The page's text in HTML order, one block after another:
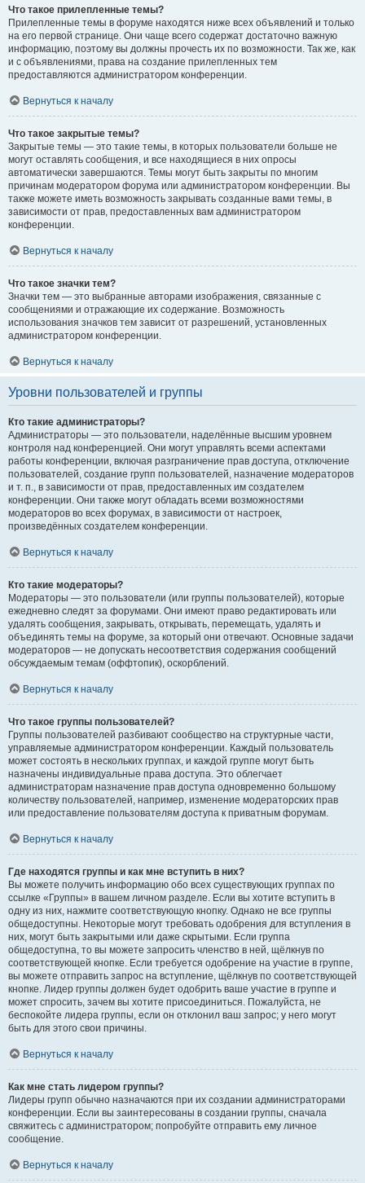
Что такое прилепленные темы?
Прилепленные темы в форуме находятся ниже всех объявлений и только
на его первой странице. Они чаще всего содержат достаточно важную
информацию, поэтому вы должны прочесть их по возможности. Так же, как
и с объявлениями, права на создание прилепленных тем
предоставляются администратором конференции.
Вернуться к началу
Что такое закрытые темы?
Закрытые темы — это такие темы, в которых пользователи больше не
могут оставлять сообщения, и все находящиеся в них опросы
автоматически завершаются. Темы могут быть закрыты по многим
причинам модератором форума или администратором конференции. Вы
также можете иметь возможность закрывать созданные вами темы, в
зависимости от прав, предоставленных вам администратором
конференции.
Вернуться к началу
Что такое значки тем?
Значки тем — это выбранные авторами изображения, связанные с
сообщениями и отражающие их содержание. Возможность
использования значков тем зависит от разрешений, установленных
администратором конференции.
Вернуться к началу
Уровни пользователей и группы
Кто такие администраторы?
Администраторы — это пользователи, наделённые высшим уровнем
контроля над конференцией. Они могут управлять всеми аспектами
работы конференции, включая разграничение прав доступа, отключение
пользователей, создание групп пользователей, назначение модераторов
и т. п., в зависимости от прав, предоставленных им создателем
конференции. Они также могут обладать всеми возможностями
модераторов во всех форумах, в зависимости от настроек,
произведённых создателем конференции.
Вернуться к началу
Кто такие модераторы?
Модераторы — это пользователи (или группы пользователей), которые
ежедневно следят за форумами. Они имеют право редактировать или
удалять сообщения, закрывать, открывать, перемещать, удалять и
объединять темы на форуме, за который они отвечают. Основные задачи
модераторов — не допускать несоответствия содержания сообщений
обсуждаемым темам (оффтопик), оскорблений.
Вернуться к началу
Что такое группы пользователей?
Группы пользователей разбивают сообщество на структурные части,
управляемые администратором конференции. Каждый пользователь
может состоять в нескольких группах, и каждой группе могут быть
назначены индивидуальные права доступа. Это облегчает
администраторам назначение прав доступа одновременно большому
количеству пользователей, например, изменение модераторских прав
или предоставление пользователям доступа к приватным форумам.
Вернуться к началу
Где находятся группы и как мне вступить в них?
Вы можете получить информацию обо всех существующих группах по
ссылке «Группы» в вашем личном разделе. Если вы хотите вступить в
одну из них, нажмите соответствующую кнопку. Однако не все группы
общедоступны. Некоторые могут требовать одобрения для вступления в
них, могут быть закрытыми или даже скрытыми. Если группа
общедоступна, то вы можете запросить членство в ней, щёлкнув по
соответствующей кнопке. Если требуется одобрение на участие в группе,
вы можете отправить запрос на вступление, щёлкнув по соответствующей
кнопке. Лидер группы должен будет одобрить ваше участие в группе и
может спросить, зачем вы хотите присоединиться. Пожалуйста, не
беспокойте лидера группы, если он отклонил ваш запрос; у него могут
быть для этого свои причины.
Вернуться к началу
Как мне стать лидером группы?
Лидеры групп обычно назначаются при их создании администраторами
конференции. Если вы заинтересованы в создании группы, сначала
свяжитесь с администратором; попробуйте отправить ему личное
сообщение.
Вернуться к началу